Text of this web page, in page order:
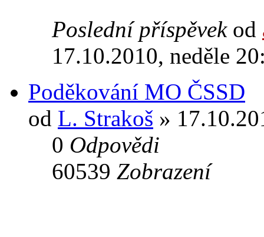
Poslední příspěvek od
17.10.2010, neděle
Poděkování MO ČSSD
od L. Strakoš »
0 Odpovědi
60539 Zobrazení